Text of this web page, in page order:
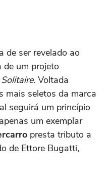
de ser revelado ao
de um projeto
Solitaire. Voltada
mais seletos da marca
seguirá um princípio
um exemplar
presta tributo a
de Ettore Bugatti,